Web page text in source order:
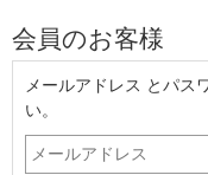
会員のお客様
メールアドレス とパス
い。